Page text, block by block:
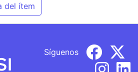
del ítem
Síguenos